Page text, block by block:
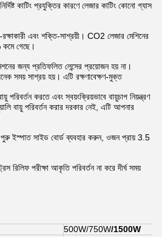
কাটিং প্রযুক্তির কারণে লেজার কাটিং কোনো গ্যাস
এবং শক্তি-সাশ্রয়ী। CO2 লেজার মেশিনের
গেছে।
জন্য প্রতিফলিত লেন্সের প্রয়োজন হয় না।
সময় সাশ্রয় হয়। এটি রক্ষণাবেক্ষণ-মুক্ত
করতে এবং স্বয়ংক্রিয়ভাবে বায়ুচাপ নিয়ন্ত্রণ
বায়ু পরিবর্তন করার দরকার নেই, এটি আপনার
পুরু ইস্পাত সাইড বোর্ড ব্যবহার করুন, ওজন প্রায় 3.5
রিলিফ পরীক্ষা আকৃতি পরিবর্তন না করে দীর্ঘ সময়
500W/750W/1500W